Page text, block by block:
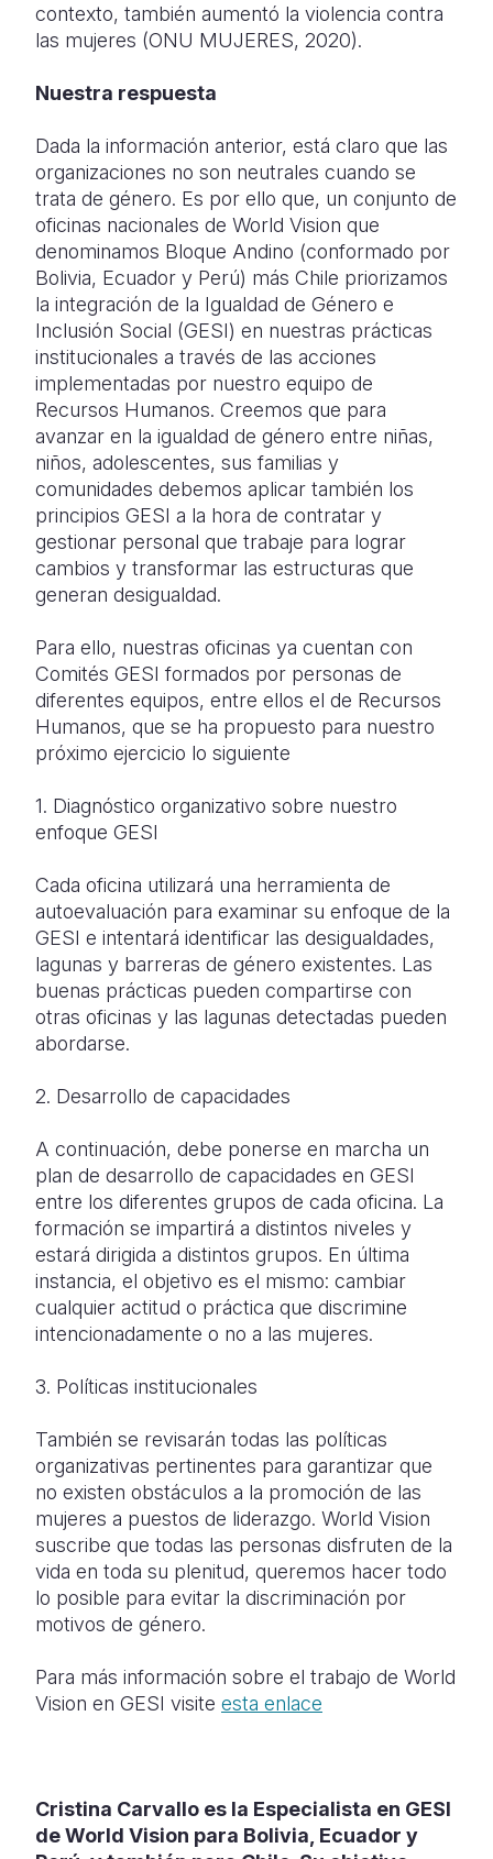
contexto, también aumentó la violencia contra
las mujeres (ONU MUJERES, 2020).
Nuestra respuesta
Dada la información anterior, está claro que las
organizaciones no son neutrales cuando se
trata de género. Es por ello que, un conjunto de
oficinas nacionales de World Vision que
denominamos Bloque Andino (conformado por
Bolivia, Ecuador y Perú) más Chile priorizamos
la integración de la Igualdad de Género e
Inclusión Social (GESI) en nuestras prácticas
institucionales a través de las acciones
implementadas por nuestro equipo de
Recursos Humanos. Creemos que para
avanzar en la igualdad de género entre niñas,
niños, adolescentes, sus familias y
comunidades debemos aplicar también los
principios GESI a la hora de contratar y
gestionar personal que trabaje para lograr
cambios y transformar las estructuras que
generan desigualdad.
Para ello, nuestras oficinas ya cuentan con
Comités GESI formados por personas de
diferentes equipos, entre ellos el de Recursos
Humanos, que se ha propuesto para nuestro
próximo ejercicio lo siguiente
1. Diagnóstico organizativo sobre nuestro
enfoque GESI
Cada oficina utilizará una herramienta de
autoevaluación para examinar su enfoque de la
GESI e intentará identificar las desigualdades,
lagunas y barreras de género existentes. Las
buenas prácticas pueden compartirse con
otras oficinas y las lagunas detectadas pueden
abordarse.
2. Desarrollo de capacidades
A continuación, debe ponerse en marcha un
plan de desarrollo de capacidades en GESI
entre los diferentes grupos de cada oficina. La
formación se impartirá a distintos niveles y
estará dirigida a distintos grupos. En última
instancia, el objetivo es el mismo: cambiar
cualquier actitud o práctica que discrimine
intencionadamente o no a las mujeres.
3. Políticas institucionales
También se revisarán todas las políticas
organizativas pertinentes para garantizar que
no existen obstáculos a la promoción de las
mujeres a puestos de liderazgo. World Vision
suscribe que todas las personas disfruten de la
vida en toda su plenitud, queremos hacer todo
lo posible para evitar la discriminación por
motivos de género.
Para más información sobre el trabajo de World
Vision en GESI visite esta enlace
Cristina Carvallo es la Especialista en GESI
de World Vision para Bolivia, Ecuador y